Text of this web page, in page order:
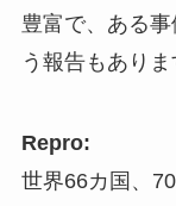
豊富で、ある
う報告もあり
Repro:
世界66カ国、